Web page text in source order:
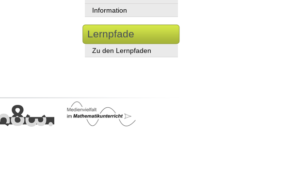
Information
Lernpfade
Zu den Lernpfaden